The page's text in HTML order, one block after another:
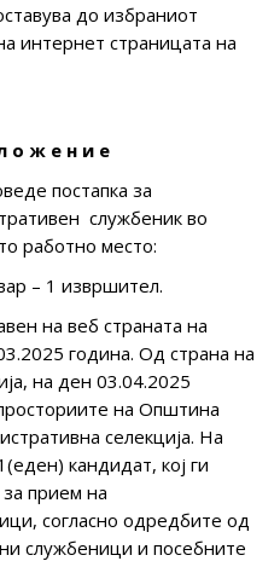
до избраниот
интернет страницата на
о ж е н и е
постапка за
службеник во
работнo местo:
– 1 извршител.
на веб страната на
година. Од страна на
на ден 03.04.2025
на Општина
селекција. На
кандидат, кој ги
прием на
согласно одредбите од
службеници и посебните